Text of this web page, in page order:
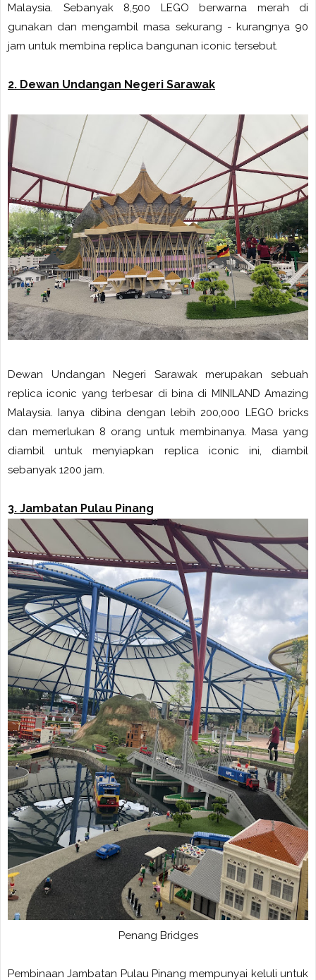
Malaysia. Sebanyak 8,500 LEGO berwarna merah di
gunakan dan mengambil masa sekurang - kurangnya 90
jam untuk membina replica bangunan iconic tersebut.
2. Dewan Undangan Negeri Sarawak
Dewan Undangan Negeri Sarawak merupakan sebuah
replica iconic yang terbesar di bina di MINILAND Amazing
Malaysia. Ianya dibina dengan lebih 200,000 LEGO bricks
dan memerlukan 8 orang untuk membinanya. Masa yang
diambil untuk menyiapkan replica iconic ini, diambil
sebanyak 1200 jam.
3. Jambatan Pulau Pinang
Penang Bridges
Pembinaan Jambatan Pulau Pinang mempunyai keluli untuk